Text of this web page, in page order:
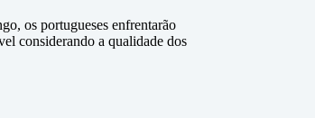
os portugueses enfrentarão
considerando a qualidade dos